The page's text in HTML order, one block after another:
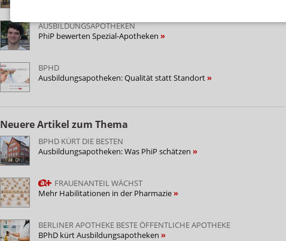
AUSBILDUNGSAPOTHEKEN
PhiP bewerten Spezial-Apotheken
BPHD
Ausbildungsapotheken: Qualität statt Standort
Neuere Artikel zum Thema
BPHD KÜRT DIE BESTEN
Ausbildungsapotheken: Was PhiP schätzen
FRAUENANTEIL WÄCHST
Mehr Habilitationen in der Pharmazie
BERLINER APOTHEKE BESTE ÖFFENTLICHE APOTHEKE
BPhD kürt Ausbildungsapotheken